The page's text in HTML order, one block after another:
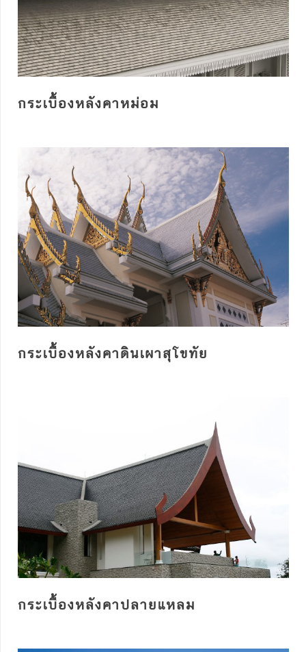
กระเบื้องหลังคาหม่อม
กระเบื้องหลังคาดินเผาสุโขทัย
กระเบื้องหลังคาปลายแหลม